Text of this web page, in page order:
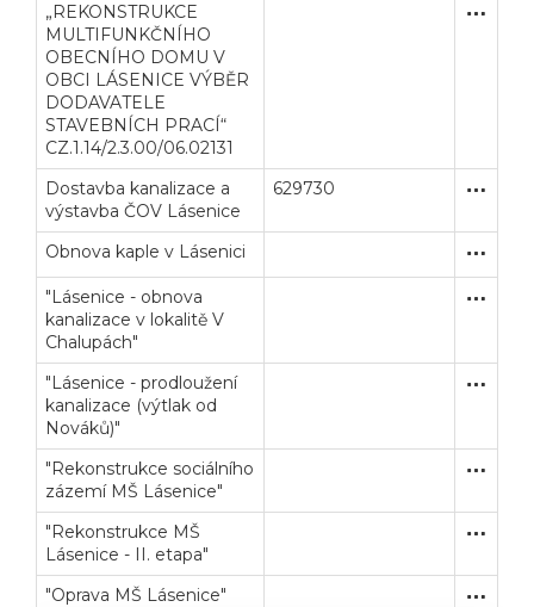
„REKONSTRUKCE
MULTIFUNKČNÍHO
OBECNÍHO DOMU V
OBCI LÁSENICE VÝBĚR
DODAVATELE
STAVEBNÍCH PRACÍ“
CZ.1.14/2.3.00/06.02131
Dostavba kanalizace a
výstavba ČOV Lásenice
629730
Obnova kaple v Lásenici
"Lásenice - obnova
kanalizace v lokalitě V
Chalupách"
"Lásenice - prodloužení
kanalizace (výtlak od
Nováků)"
"Rekonstrukce sociálního
zázemí MŠ Lásenice"
"Rekonstrukce MŠ
Lásenice - II. etapa"
"Oprava MŠ Lásenice"
Veřejné zakázky Webináře
Poslat
Powered by chaterimo